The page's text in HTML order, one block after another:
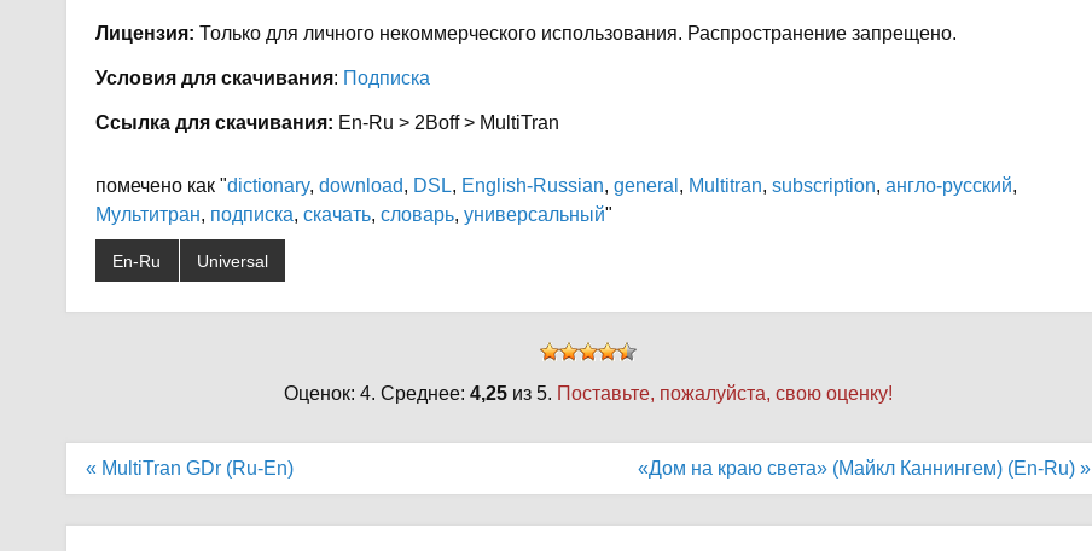
Лицензия: Только для личного некоммерческого использования. Распространение запрещено.
Условия для скачивания: Подписка
Ссылка для скачивания: En-Ru > 2Boff > MultiTran
помечено как "dictionary, download, DSL, English-Russian, general , Multitran, subscription, англо-русский,
Мультитран, подписка, скачать, словарь, универсальный"
En-Ru Universal
Оценок: 4. Среднее: 4,25из 5. Поставьте, пожалуйста, свою оценку!
Навигация
« MultiTran GDr (Ru-En) «Дом на краю света» (Майкл Каннингем) (En-Ru) »